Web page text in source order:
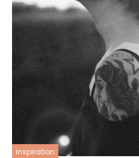
inspiration